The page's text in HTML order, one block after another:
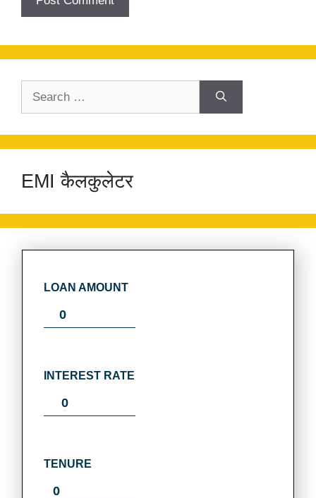
EMI कैलकुलेटर
LOAN AMOUNT
INTEREST RATE
TENURE